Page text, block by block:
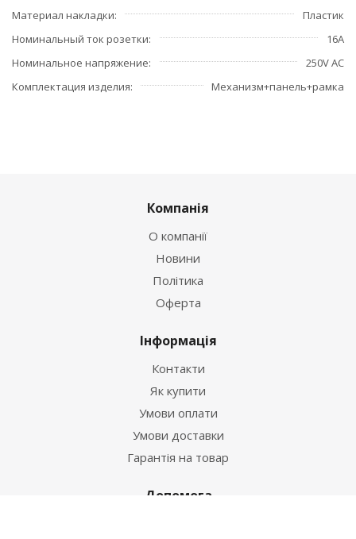
Материал накладки
Пластик
Номинальный ток розетки
16А
Номинальное напряжение
250V AC
Комплектация изделия
Механизм+панель+рамка
Компанія
О компанії
Новини
Політика
Оферта
Інформація
Контакти
Як купити
Умови оплати
Умови доставки
Гарантія на товар
Допомога